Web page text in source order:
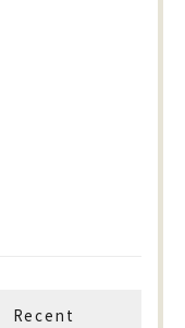
Recent